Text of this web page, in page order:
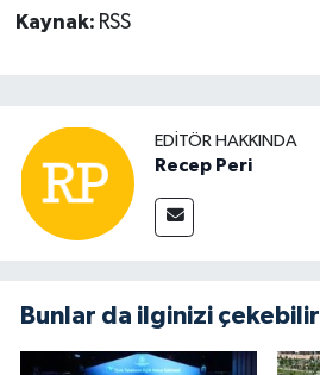
Kaynak: RSS
EDITÖR HAKKINDA
Recep Peri
Bunlar da ilginizi çekebilir